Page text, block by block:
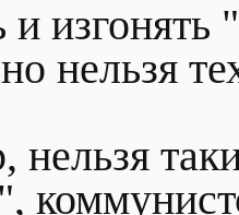
и
нельзя
нельзя